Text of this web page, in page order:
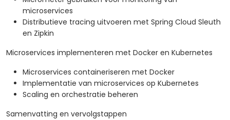
microservices
Distributieve tracing uitvoeren met Spring Cloud Sleuth
en Zipkin
Microservices implementeren met Docker en Kubernetes
Microservices containeriseren met Docker
Implementatie van microservices op Kubernetes
Scaling en orchestratie beheren
Samenvatting en vervolgstappen